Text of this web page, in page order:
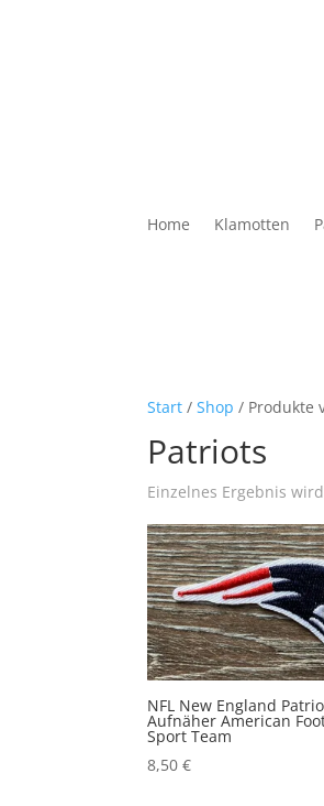
Home Klamotten
Start /Shop / Produkte
Patriots
Einzelnes Ergebnis
NFL New England
Aufnäher American
Sport Team
8,50€